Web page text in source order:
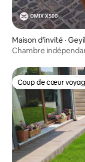
Maison d'invité ·
Chambre
Coup de cœur
Coup de cœur